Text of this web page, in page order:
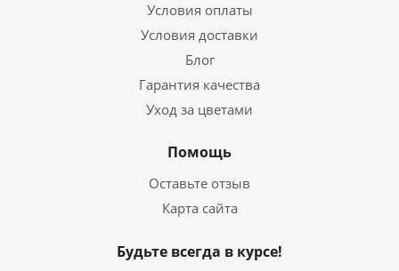
Условия оплаты
Условия доставки
Блог
Гарантия качества
Уход за цветами
Помощь
Оставьте отзыв
Карта сайта
Будьте всегда в курсе!